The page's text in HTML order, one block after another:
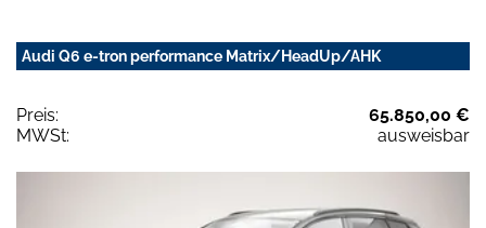
Audi Q6 e-tron performance Matrix/HeadUp/AHK
Preis:
65.850,00 €
MWSt:
ausweisbar